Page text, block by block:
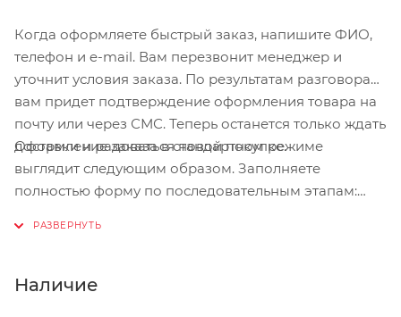
Новая конструкция колпачка, благодаря
широкой насадке из мягкого, безвкусного и не
пахнущего материала, делает прохождение
потока жидкости более свободным.
Новая крышка отлично подходит для
соревнований, поскольку имеет три особенности
- больший размер и мягкая резина насадки
облегчают его открытие и закрытие во время
гонки; крышка легко отвинчивается для
безопасна в этом плане.
Когда оформляете быстрый заказ, напишите ФИО,
телефон и e-mail. Вам перезвонит менеджер и
уточнит условия заказа. По результатам разговора
вам придет подтверждение оформления товара на
почту или через СМС. Теперь останется только ждать
доставки и радоваться новой покупке.
Оформление заказа в стандартном режиме
выглядит следующим образом. Заполняете
полностью форму по последовательным этапам:
Нажмите кнопку «Оформить заказ».
Наличие